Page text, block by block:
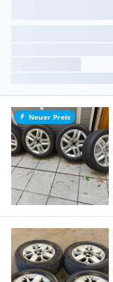
Neuer Preis